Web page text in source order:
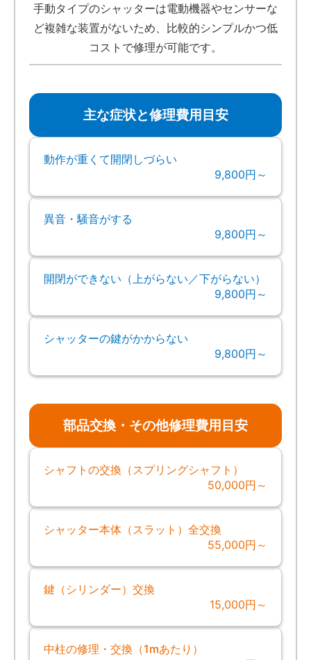
手動タイプのシャッターは電動機器やセンサーな
ど複雑な装置がないため、比較的シンプルかつ低
コストで修理が可能です。
主な症状と修理費用目安
動作が重くて開閉しづらい
9,800円～
異音・騒音がする
9,800円～
開閉ができない（上がらない／下がらない）
9,800円～
シャッターの鍵がかからない
9,800円～
部品交換・その他修理費用目安
シャフトの交換（スプリングシャフト）
50,000円～
シャッター本体（スラット）全交換
55,000円～
鍵（シリンダー）交換
15,000円～
中柱の修理・交換（1mあたり）